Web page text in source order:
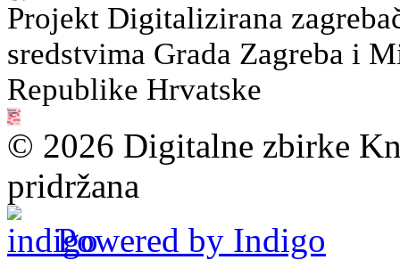
Projekt Digitalizirana
sredstvima Grada Zagreba i
Republike Hrvatske
© 2026 Digitalne zbirke
pridržana
Powered by Indigo